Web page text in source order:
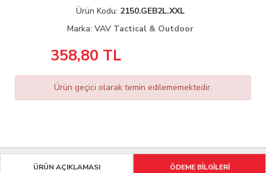
Ürün Kodu: 2150.GEB2L.XXL
Marka: VAV Tactical & Outdoor
358,80 TL
Ürün geçici olarak temin edilememektedir.
ÜRÜN AÇIKLAMASI ÖDEME BİLGİLERİ